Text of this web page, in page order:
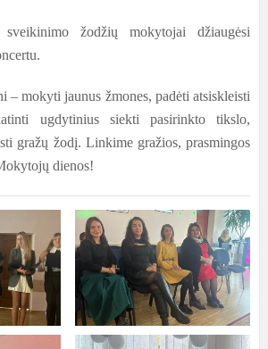
žodžių mokytojai džiaugėsi
mokyti jaunus žmones, padėti atsiskleisti
ugdytinius siekti pasirinkto tikslo,
gražų žodį. Linkime gražios, prasmingos
dienos!